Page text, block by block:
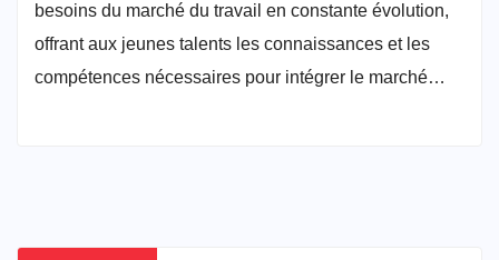
besoins du marché du travail en constante évolution,
offrant aux jeunes talents les connaissances et les
compétences nécessaires pour intégrer le marché…